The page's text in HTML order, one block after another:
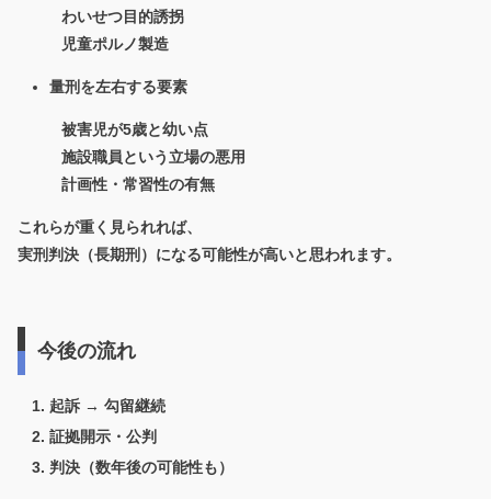
わいせつ目的誘拐
児童ポルノ製造
量刑を左右する要素
被害児が5歳と幼い点
施設職員という立場の悪用
計画性・常習性の有無
これらが重く見られれば、
実刑判決（長期刑）になる可能性が高いと思われます。
今後の流れ
起訴 → 勾留継続
証拠開示・公判
判決（数年後の可能性も）